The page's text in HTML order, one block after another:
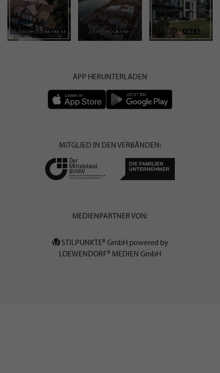
APP HERUNTERLADEN
MITGLIED IN DEN VERBÄNDEN:
MEDIENPARTNER VON:
STILPUNKTE® GmbH powered by
LOEWENDORF® MEDIEN GmbH